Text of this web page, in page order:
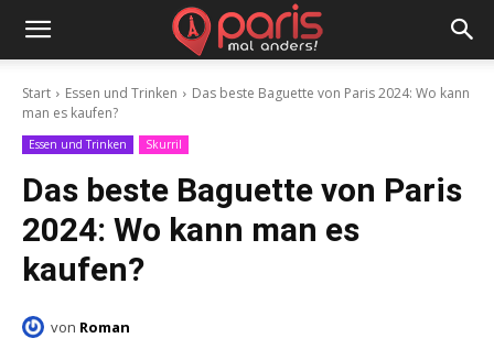
Start Essen und Trinken
Das beste Baguette von Paris 2024: Wo kann
man es kaufen?
Essen und Trinken Skurril
Das beste Baguette von Paris
2024: Wo kann man es
kaufen?
von Roman